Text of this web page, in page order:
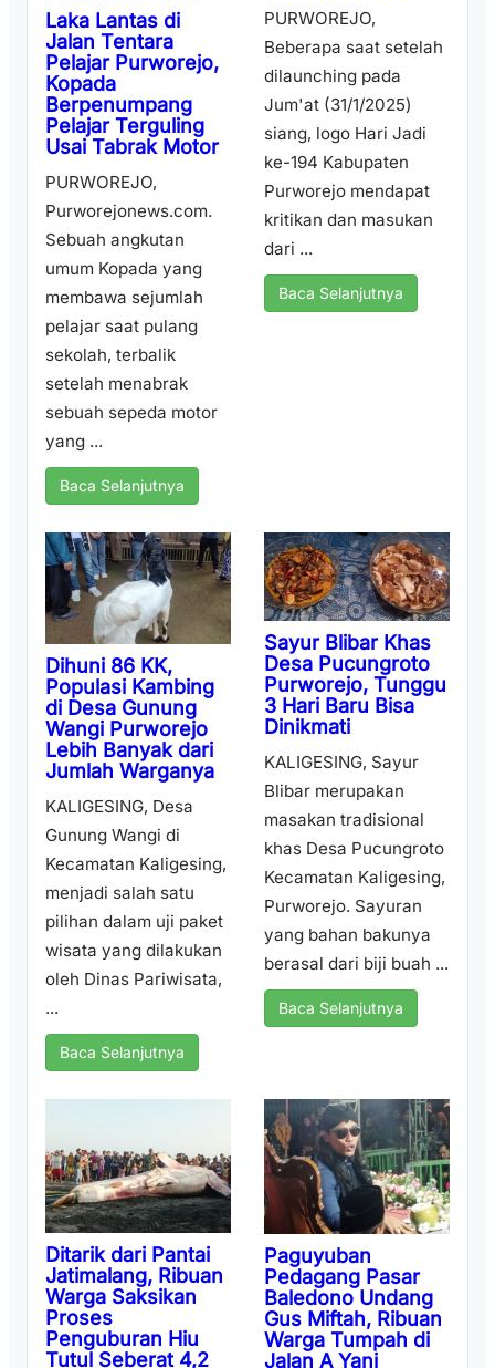
Laka Lantas di
Jalan Tentara
Pelajar Purworejo,
Kopada
Berpenumpang
Pelajar Terguling
Usai Tabrak Motor
PURWOREJO,
Purworejonews.com.
Sebuah angkutan
umum Kopada yang
membawa sejumlah
pelajar saat pulang
sekolah, terbalik
setelah menabrak
sebuah sepeda motor
yang ...
Baca Selanjutnya
PURWOREJO,
Beberapa saat setelah
dilaunching pada
Jum'at (31/1/2025)
siang, logo Hari Jadi
ke-194 Kabupaten
Purworejo mendapat
kritikan dan masukan
dari ...
Baca Selanjutnya
Dihuni 86 KK,
Populasi Kambing
di Desa Gunung
Wangi Purworejo
Lebih Banyak dari
Jumlah Warganya
KALIGESING, Desa
Gunung Wangi di
Kecamatan Kaligesing,
menjadi salah satu
pilihan dalam uji paket
wisata yang dilakukan
oleh Dinas Pariwisata,
...
Baca Selanjutnya
Sayur Blibar Khas
Desa Pucungroto
Purworejo, Tunggu
3 Hari Baru Bisa
Dinikmati
KALIGESING, Sayur
Blibar merupakan
masakan tradisional
khas Desa Pucungroto
Kecamatan Kaligesing,
Purworejo. Sayuran
yang bahan bakunya
berasal dari biji buah ...
Baca Selanjutnya
Ditarik dari Pantai
Jatimalang, Ribuan
Warga Saksikan
Proses
Penguburan Hiu
Tutul Seberat 4,2
Paguyuban
Pedagang Pasar
Baledono Undang
Gus Miftah, Ribuan
Warga Tumpah di
Jalan A Yani